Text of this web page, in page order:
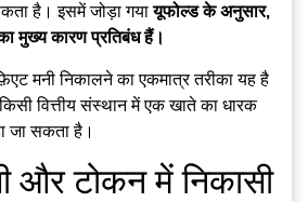
है। इसमें जोड़ा गयायूफोल्ड के अनुसार,
मुख्य कारण प्रतिबंध हैं।
मनी निकालने का एकमात्र तरीका यह है
वित्तीय संस्थान में एक खाते का धारक
जा सकता है।
और टोकन में निकासी